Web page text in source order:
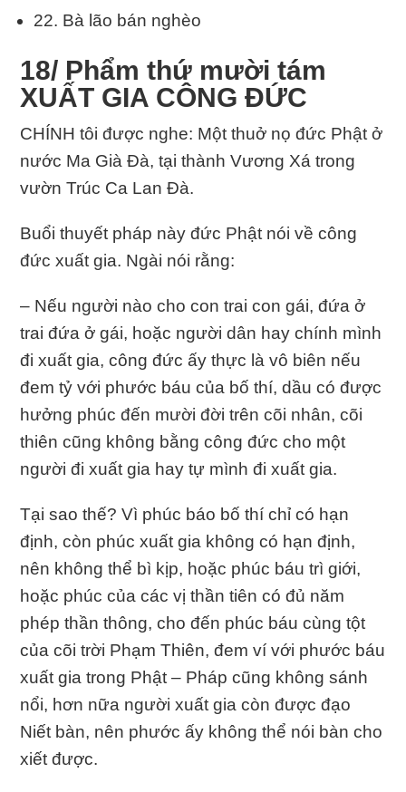
22. Bà lão bán nghèo
18/ Phẩm thứ mười tám
XUẤT GIA CÔNG ĐỨC
CHÍNH tôi được nghe: Một thuở nọ đức Phật ở
nước Ma Già Đà, tại thành Vương Xá trong
vườn Trúc Ca Lan Đà.
Buổi thuyết pháp này đức Phật nói về công
đức xuất gia. Ngài nói rằng:
– Nếu người nào cho con trai con gái, đứa ở
trai đứa ở gái, hoặc người dân hay chính mình
đi xuất gia, công đức ấy thực là vô biên nếu
đem tỷ với phước báu của bố thí, dầu có được
hưởng phúc đến mười đời trên cõi nhân, cõi
thiên cũng không bằng công đức cho một
người đi xuất gia hay tự mình đi xuất gia.
Tại sao thế? Vì phúc báo bố thí chỉ có hạn
định, còn phúc xuất gia không có hạn định,
nên không thể bì kịp, hoặc phúc báu trì giới,
hoặc phúc của các vị thần tiên có đủ năm
phép thần thông, cho đến phúc báu cùng tột
của cõi trời Phạm Thiên, đem ví với phước báu
xuất gia trong Phật – Pháp cũng không sánh
nổi, hơn nữa người xuất gia còn được đạo
Niết bàn, nên phước ấy không thể nói bàn cho
xiết được.